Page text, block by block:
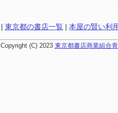
| 東京都の書店一覧 | 本屋の賢い利
Copyright (C) 2023 東京都書店商業組合